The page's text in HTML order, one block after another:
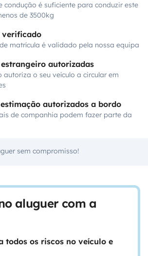
condução é suficiente para conduzir este
de 3500kg
verificado
matrícula é validado pela nossa equipa
autorizadas
autoriza o seu veículo a circular em
autorizados a bordo
de companhia podem fazer parte da
sem compromisso!
aluguer com a
todos os riscos no veículo e